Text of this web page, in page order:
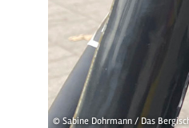
© Sabine Dohrmann / Das